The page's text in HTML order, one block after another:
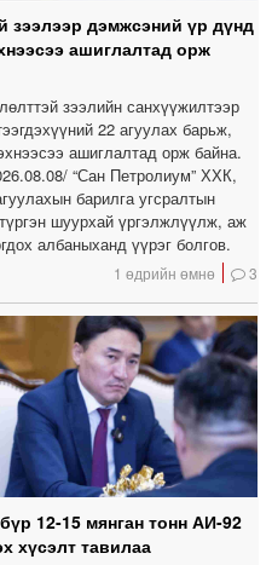
зээлээр дэмжсэний үр дүнд
ашиглалтад орж
зээлийн санхүүжилтээр
22 агуулах барьж,
ашиглалтад орж байна.
“Сан Петролиум” ХХК,
барилга угсралтын
шуурхай үргэлжлүүлж, аж
албаныханд үүрэг болгов.
1 өдрийн өмнө 3
12-15 мянган тонн АИ-92
хүсэлт тавилаа